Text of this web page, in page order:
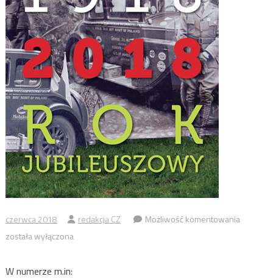
czerwca 2018 redakcja CZ Możliwość komentowaniaCZUWAJ
została wyłączona
W numerze m.in: